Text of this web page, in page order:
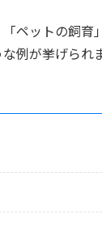
ペットの飼育
例が挙げられま